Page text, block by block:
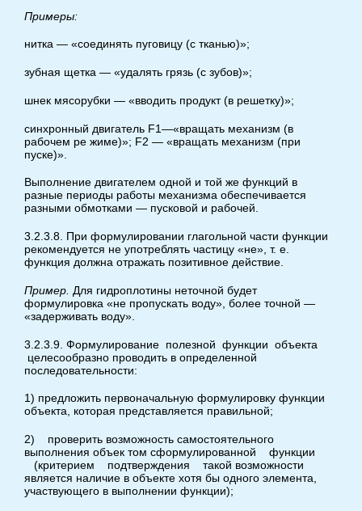
Примеры:
нитка — «соединять пуговицу (с тканью)»;
зубная щетка — «удалять грязь (с зубов)»;
шнек мясорубки — «вводить продукт (в решетку)»;
синхронный двигатель F1—«вращать механизм (в
рабочем ре жиме)»; F2 — «вращать механизм (при
пуске)».
Выполнение двигателем одной и той же функций в
разные периоды работы механизма обеспечивается
разными обмотками — пусковой и рабочей.
3.2.3.8. При формулировании глагольной части функции
рекомендуется не употреблять частицу «не», т. е.
функция должна отражать позитивное действие.
Пример. Для гидроплотины неточной будет
формулировка «не пропускать воду», более точной —
«задерживать воду».
3.2.3.9. Формулирование полезной функции объекта
целесообразно проводить в определенной
последовательности:
1) предложить первоначальную формулировку функции
объекта, которая представляется правильной;
2) проверить возможность самостоятельного
выполнения объек том сформулированной функции
(критерием подтверждения такой возможности
является наличие в объекте хотя бы одного элемента,
участвующего в выполнении функции);